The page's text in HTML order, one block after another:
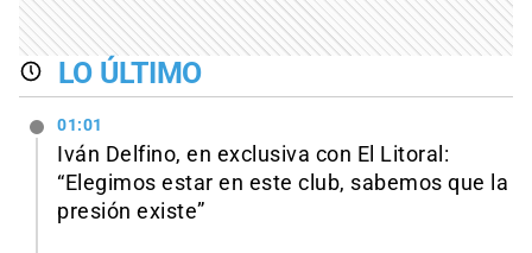
LO ÚLTIMO
01:01
Iván Delfino, en exclusiva con El Litoral:
“Elegimos estar en este club, sabemos que la
presión existe”